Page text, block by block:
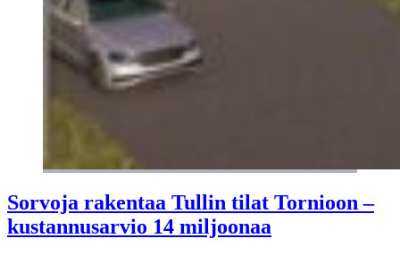
Sorvoja rakentaa Tullin tilat Tornioon –
kustannusarvio 14 miljoonaa